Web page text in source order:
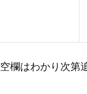
欄はわかり次第